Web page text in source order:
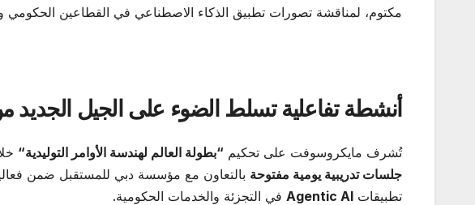
مكتوم، لمناقشة تصورات تطبيق الذكاء الاصطناعي في القطاعين الحكومي
أنشطة تفاعلية تسلط الضوء على الجيل الجديد
تُشرف مايكروسوفت على تحكيم “بطولة العالم لهندسة الأوامر التوليدية“
جلسات تدريبية يومية مفتوحة بالتعاون مع مؤسسة دبي للمستقبل ضمن
تطبيقات Agentic AI في التجزئة والخدمات الحكومية.